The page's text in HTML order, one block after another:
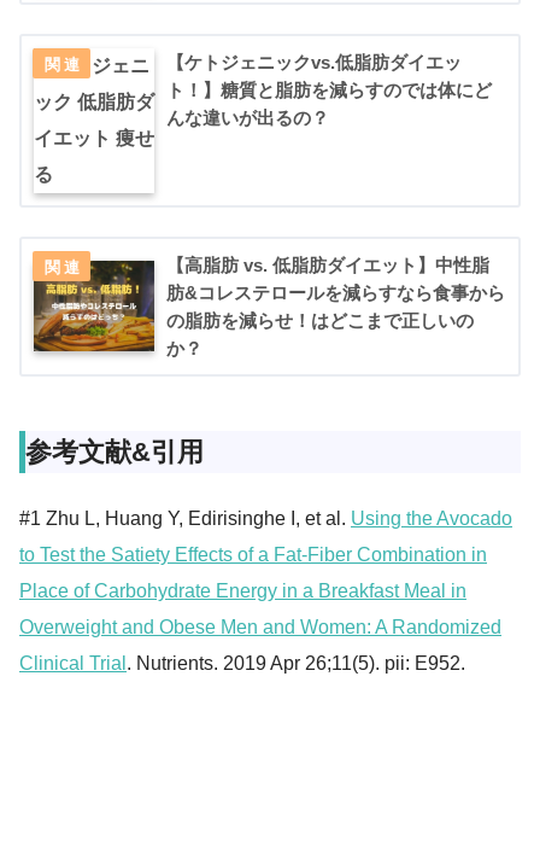
【ケトジェニックvs.低脂肪ダイエッ
ト！】糖質と脂肪を減らすのでは体にど
んな違いが出るの？
【高脂肪 vs. 低脂肪ダイエット】中性脂
肪&コレステロールを減らすなら食事から
の脂肪を減らせ！はどこまで正しいの
か？
参考文献&引用
#1 Zhu L, Huang Y, Edirisinghe I, et al. Using the Avocado
to Test the Satiety Effects of a Fat-Fiber Combination in
Place of Carbohydrate Energy in a Breakfast Meal in
Overweight and Obese Men and Women: A Randomized
Clinical Trial . Nutrients. 2019 Apr 26;11(5). pii: E952.